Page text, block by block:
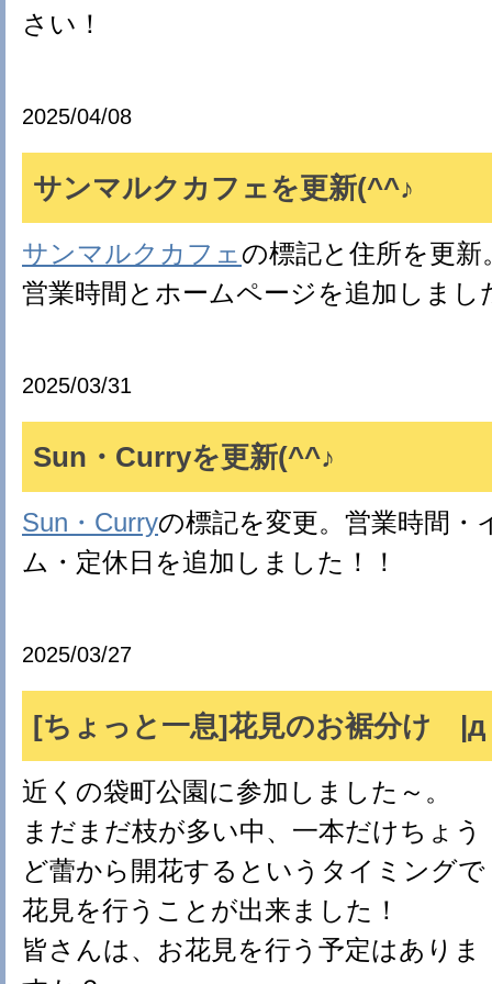
さい！
2025/04/08
サンマルクカフェを更新(^^♪
サンマルクカフェの標記と住所を更新
営業時間とホームページを追加しまし
2025/03/31
Sun・Curryを更新(^^♪
Sun・Curryの標記を変更。営業時間・
ム・定休日を追加しました！！
2025/03/27
[ちょっと一息]花見のお裾分け |д
近くの袋町公園に参加しました～。
まだまだ枝が多い中、一本だけちょう
ど蕾から開花するというタイミングで
花見を行うことが出来ました！
皆さんは、お花見を行う予定はありま